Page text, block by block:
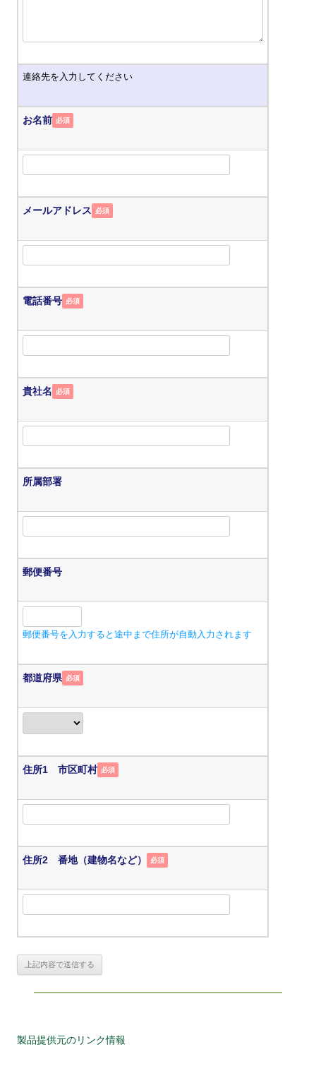
連絡先を入力してください
お名前 必須
メールアドレス 必須
電話番号 必須
貴社名 必須
所属部署
郵便番号
郵便番号を入力すると途中まで住所が自動入力されます
都道府県 必須
住所1 市区町村 必須
住所2 番地（建物名など） 必須
製品提供元のリンク情報